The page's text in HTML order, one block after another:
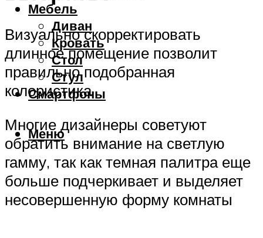
Мебель
Диван
Кровать
Стол
Стул
Смартфоны
Меню
Визуально скорректировать
длинное помещение позволит
правильно подобранная
колористика
Многие дизайнеры советуют
обратить внимание на светлую
гамму, так как темная палитра еще
больше подчеркивает и выделяет
несовершенную форму комнаты